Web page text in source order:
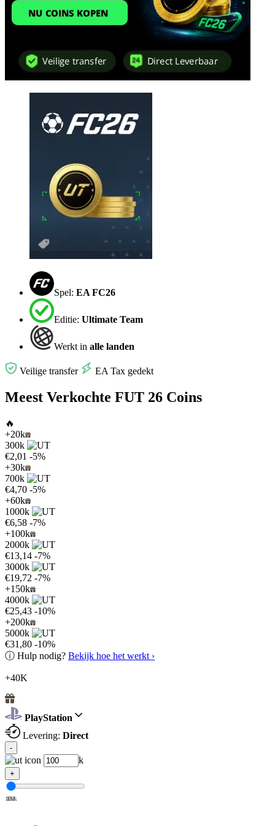
Spel: EA FC26
Editie: Ultimate Team
Werkt in alle landen
Veilige transfer EA Tax gedekt
Meest Verkochte FUT 26 Coins
🔥
+20k
300k
€2,01 -5%
+30k
700k
€4,70 -5%
+60k
1000k
€6,58 -7%
+100k
2000k
€13,14 -7%
3000k
€19,72 -7%
+150k
4000k
€25,43 -10%
+200k
5000k
€31,80 -10%
ⓘ Hulp nodig? Bekijk hoe het werkt ›
+40K
PlayStation
Levering: Direct
-
k
+
100k
1M
2M
3M
4M
5M